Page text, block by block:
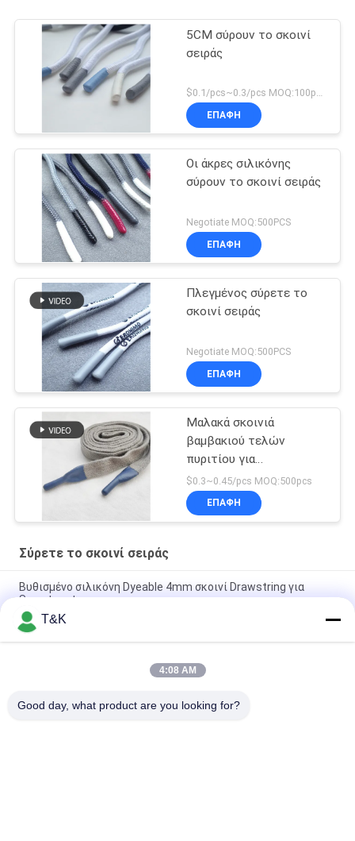
5CM σύρουν το σκοινί
σειράς
$0.1/pcs~0.3/pcs MOQ:100pcs
ΕΠΑΦΉ
Οι άκρες σιλικόνης
σύρουν το σκοινί σειράς
Negotiate MOQ:500PCS
ΕΠΑΦΉ
Πλεγμένος σύρετε το
σκοινί σειράς
Negotiate MOQ:500PCS
ΕΠΑΦΉ
Μαλακά σκοινιά
βαμβακιού τελών
πυριτίου για
προσαρμοσμένες τις
μπλούζες άκρες
σιλικόνης
$0.3~0.45/pcs MOQ:500pcs
ΕΠΑΦΉ
Σύρετε το σκοινί σειράς
Βυθισμένο σιλικόνη Dyeable 4mm σκοινί Drawstring για
Sweatpants
Η βυθισμένη σιλικόνη τελειώνει 3mm σύρει το σκοινί σειράς
για Sportswear
Πολυεστέρας 5mm λογότυπων 100% συνήθειας πλεγμένο
T&K
4:08 AM
Good day, what product are you looking for?